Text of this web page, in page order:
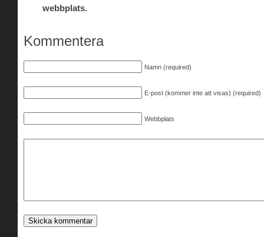
webbplats.
Kommentera
Namn (required)
E-post (kommer inte att visas) (required)
Webbplats